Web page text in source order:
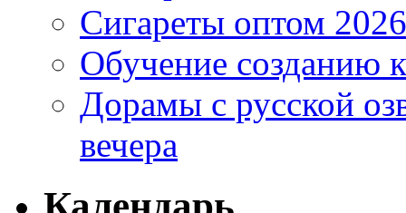
Сигареты оптом
Обучение созданию
Дорамы с русской
вечера